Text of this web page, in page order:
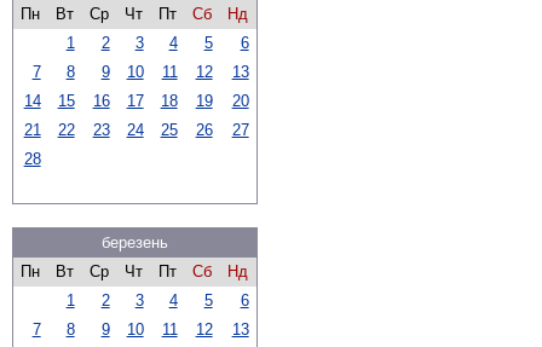
Пн Вт Ср Чт Пт Сб
Нд
1
2 3 4 5
6
7
8 9 10 11 12
13
14
15 16 17 18 19
20
21
22 23 24 25 26
27
28
березень
Пн
Вт Ср Чт Пт Сб
Нд
1
2 3 4 5
6
7
8 9 10 11 12
13